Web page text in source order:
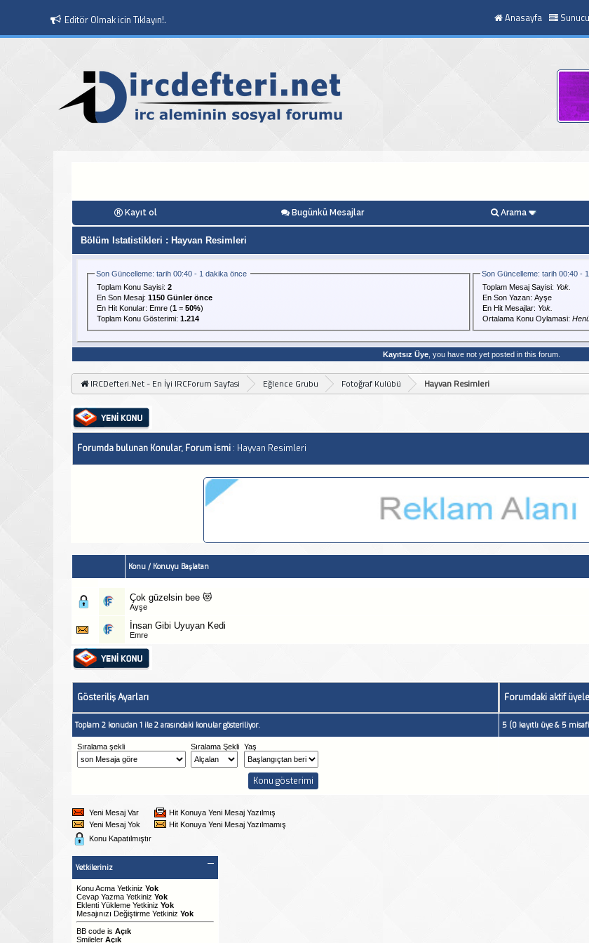
Editör Olmak icin Tıklayın!. Anasayfa
Kayıt ol Bugünkü Mesajlar Arama
Bölüm Istatistikleri : Hayvan Resimleri
Son Güncelleme: tarih 00:40 - 1 dakika önce
Toplam Konu Sayisi: 2
En Son Mesaj: 1150 Günler önce
En Hit Konular: Emre(1= 50%)
Toplam Konu Gösterimi: 1.214
Son Güncelleme: tarih 00:40 -
Toplam Mesaj Sayisi: Yok.
En Son Yazan: Ayşe
En Hit Mesajlar: Yok.
Ortalama Konu Oylamasi:
Kayıtsız Üye, you have not yet posted in this forum.
IRCDefteri.Net - En İyi IRCForum Sayfasi Eğlence Grubu Fotoğraf Kulübü Hayvan Resimleri
Forumda bulunan Konular, Forum ismi: Hayvan Resimleri
Konu/ Konuyu Başlatan
Çok güzelsin bee 😻
Ayşe
İnsan Gibi Uyuyan Kedi
Emre
Gösteriliş Ayarları Forumdaki aktif
Toplam 2 konudan 1 ile 2 arasındaki konular gösteriliyor. 5 (0 kayıtlı üye & 5
Sıralama şekli Sıralama Şekli Yaş
Yeni Mesaj Var
Hit Konuya Yeni Mesaj Yazılmış
Yeni Mesaj Yok
Hit Konuya Yeni Mesaj Yazılmamış
Konu Kapatılmıştır
Yetkileriniz
Konu Acma Yetkiniz Yok
Cevap Yazma Yetkiniz Yok
Eklenti Yükleme Yetkiniz Yok
Mesajınızı Değiştirme Yetkiniz Yok
BB codeis Açık
Smileler Açık